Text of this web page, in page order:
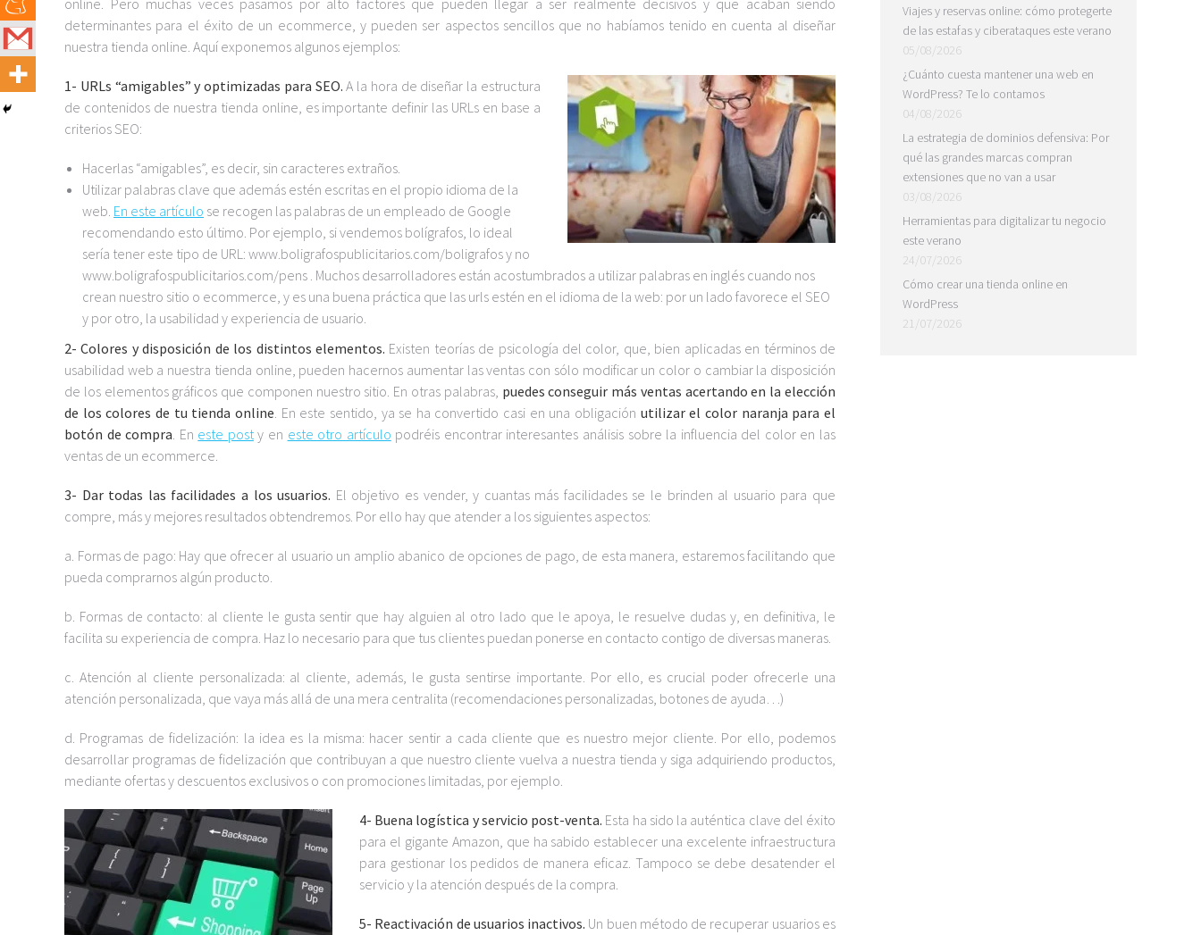
online. Pero muchas veces pasamos por alto factores que pueden llegar a ser realmente decisivos y que acaban siendo
determinantes para el éxito de un ecommerce, y pueden ser aspectos sencillos que no habíamos tenido en cuenta al diseñar
nuestra tienda online. Aquí exponemos algunos ejemplos:
1- URLs “amigables” y optimizadas para SEO. A la hora de diseñar la estructura
de contenidos de nuestra tienda online, es importante definir las URLs en base a
criterios SEO:
Hacerlas “amigables”, es decir, sin caracteres extraños.
Utilizar palabras clave que además estén escritas en el propio idioma de la
web. En este artículo se recogen las palabras de un empleado de Google
recomendando esto último. Por ejemplo, si vendemos bolígrafos, lo ideal
sería tener este tipo de URL: www.boligrafospublicitarios.com/boligrafos y no
www.boligrafospublicitarios.com/pens . Muchos desarrolladores están acostumbrados a utilizar palabras en inglés cuando nos
crean nuestro sitio o ecommerce, y es una buena práctica que las urls estén en el idioma de la web: por un lado favorece el SEO
y por otro, la usabilidad y experiencia de usuario.
2- Colores y disposición de los distintos elementos. Existen teorías de psicología del color, que, bien aplicadas en términos de
usabilidad web a nuestra tienda online, pueden hacernos aumentar las ventas con sólo modificar un color o cambiar la disposición
de los elementos gráficos que componen nuestro sitio. En otras palabras, puedes conseguir más ventas acertando en la elección
de los colores de tu tienda online. En este sentido, ya se ha convertido casi en una obligación utilizar el color naranja para el
botón de compra. En este posty en este otro artículo podréis encontrar interesantes análisis sobre la influencia del color en las
ventas de un ecommerce.
3- Dar todas las facilidades a los usuarios. El objetivo es vender, y cuantas más facilidades se le brinden al usuario para que
compre, más y mejores resultados obtendremos. Por ello hay que atender a los siguientes aspectos:
a. Formas de pago: Hay que ofrecer al usuario un amplio abanico de opciones de pago, de esta manera, estaremos facilitando que
pueda comprarnos algún producto.
b. Formas de contacto: al cliente le gusta sentir que hay alguien al otro lado que le apoya, le resuelve dudas y, en definitiva, le
facilita su experiencia de compra. Haz lo necesario para que tus clientes puedan ponerse en contacto contigo de diversas maneras.
c. Atención al cliente personalizada: al cliente, además, le gusta sentirse importante. Por ello, es crucial poder ofrecerle una
atención personalizada, que vaya más allá de una mera centralita (recomendaciones personalizadas, botones de ayuda…)
d. Programas de fidelización: la idea es la misma: hacer sentir a cada cliente que es nuestro mejor cliente. Por ello, podemos
desarrollar programas de fidelización que contribuyan a que nuestro cliente vuelva a nuestra tienda y siga adquiriendo productos,
mediante ofertas y descuentos exclusivos o con promociones limitadas, por ejemplo.
4- Buena logística y servicio post-venta. Esta ha sido la auténtica clave del éxito
para el gigante Amazon, que ha sabido establecer una excelente infraestructura
para gestionar los pedidos de manera eficaz. Tampoco se debe desatender el
servicio y la atención después de la compra.
5- Reactivación de usuarios inactivos. Un buen método de recuperar usuarios es
Viajes y reservas online: cómo protegerte
de las estafas y ciberataques este verano
05/08/2026
¿Cuánto cuesta mantener una web en
WordPress? Te lo contamos
04/08/2026
La estrategia de dominios defensiva: Por
qué las grandes marcas compran
extensiones que no van a usar
03/08/2026
Herramientas para digitalizar tu negocio
este verano
24/07/2026
Cómo crear una tienda online en
WordPress
21/07/2026